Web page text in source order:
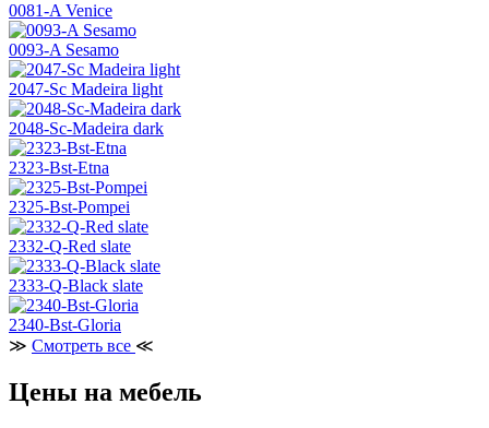
0081-A Venice
0093-A Sesamo
2047-Sc Madeira light
2048-Sc-Madeira dark
2323-Bst-Etna
2325-Bst-Pompei
2332-Q-Red slate
2333-Q-Black slate
2340-Bst-Gloria
≫ Смотреть все ≪
Цены на мебель